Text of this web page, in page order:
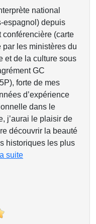
national
espagnol) depuis
conférencière (carte
par les ministères du
et de la culture sous
GC
forte de mes
d’expérience
dans le
j’aurai le plaisir de
découvrir la beauté
historiques les plus
suite